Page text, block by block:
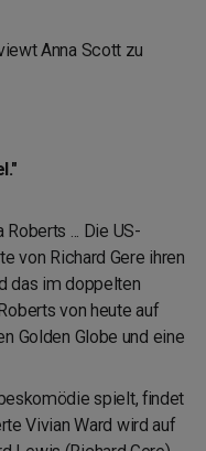
Anna Scott zu
... Die US-
von Richard Gere ihren
das im doppelten
von heute auf
Golden Globe und eine
spielt, findet
Vivian Ward wird auf